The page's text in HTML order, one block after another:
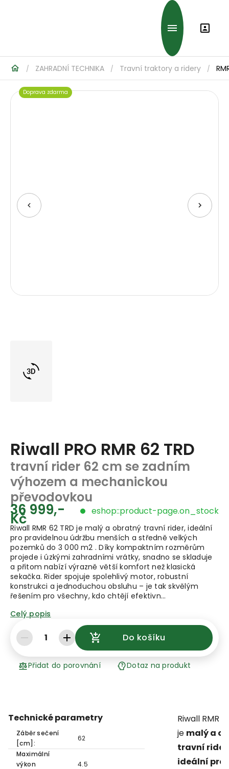
/ ZAHRADNÍ TECHNIKA / Travní traktory a ridery /
Doprava zdarma
Riwall PRO RMR 62 TRD
travní rider 62 cm se zadním
výhozem a mechanickou
převodovkou
36 999,-
Kč eshop::product-page.on_stock
Riwall RMR 62 TRD je malý a obratný travní rider, ideální
pro pravidelnou údržbu menších a středně velkých
pozemků do 3 000 m2 . Díky kompaktním rozměrům
projede i úzkými zahradními vrátky, snadno se skladuje
a přitom nabízí výrazně větší komfort než klasická
sekačka. Rider spojuje spolehlivý motor, robustní
konstrukci a jednoduchou obsluhu – je tak skvělým
řešením pro všechny, kdo chtějí efektivn…
Celý popis
1 Do košíku
Přidat do porovnání Dotaz na produkt
Technické parametry
Záběr sečení
[cm]:
62
Maximální
výkon
4.5
Riwall RMR
je malý a
travní
ideální pro